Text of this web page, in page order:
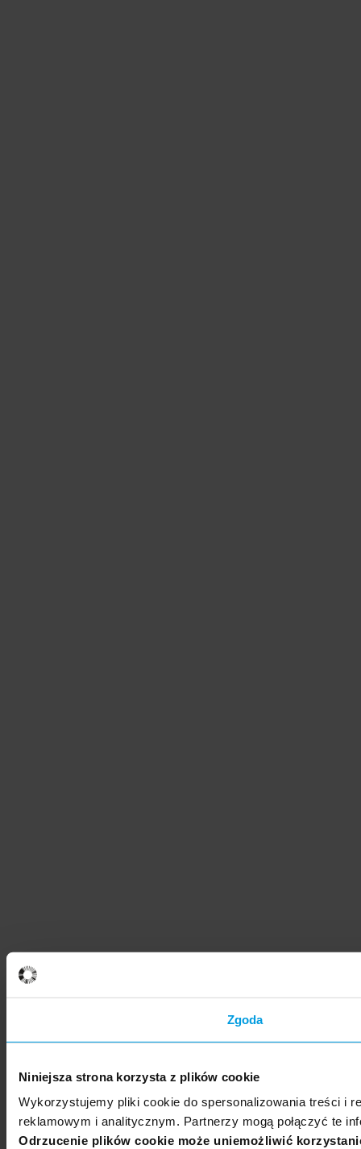
Zgoda
Niniejsza strona korzysta z plików cookie
Wykorzystujemy pliki cookie do spersonalizowania treści i
reklamowym i analitycznym. Partnerzy mogą połączyć te
Odrzucenie plików cookie może uniemożliwić